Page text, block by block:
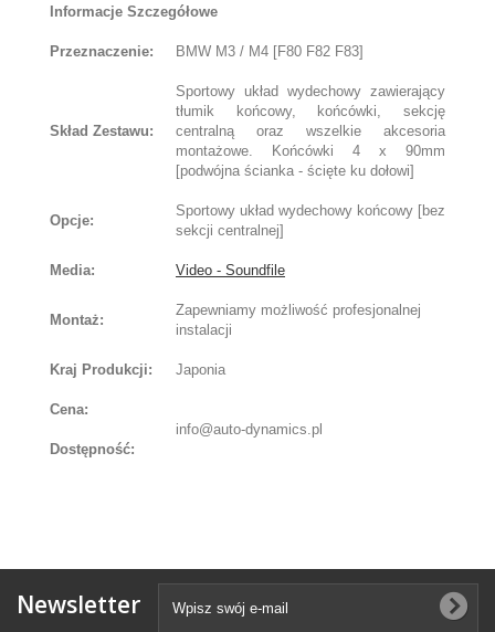
Informacje Szczegółowe
Przeznaczenie: BMW M3 / M4 [F80 F82 F83]
Skład Zestawu:
Sportowy układ wydechowy zawierający
tłumik końcowy, końcówki, sekcję
centralną oraz wszelkie akcesoria
montażowe. Końcówki 4 x 90mm
[podwójna ścianka - ścięte ku dołowi]
Opcje:
Sportowy układ wydechowy końcowy [bez
sekcji centralnej]
Media: Video - Soundfile
Montaż:
Zapewniamy możliwość profesjonalnej
instalacji
Kraj Produkcji: Japonia
Cena:
info@auto-dynamics.pl
Dostępność:
Newsletter